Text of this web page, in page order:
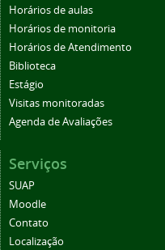
Horários de aulas
Horários de monitoria
Horários de Atendimento
Biblioteca
Estágio
Visitas monitoradas
Agenda de Avaliações
Serviços
SUAP
Moodle
Contato
Localização